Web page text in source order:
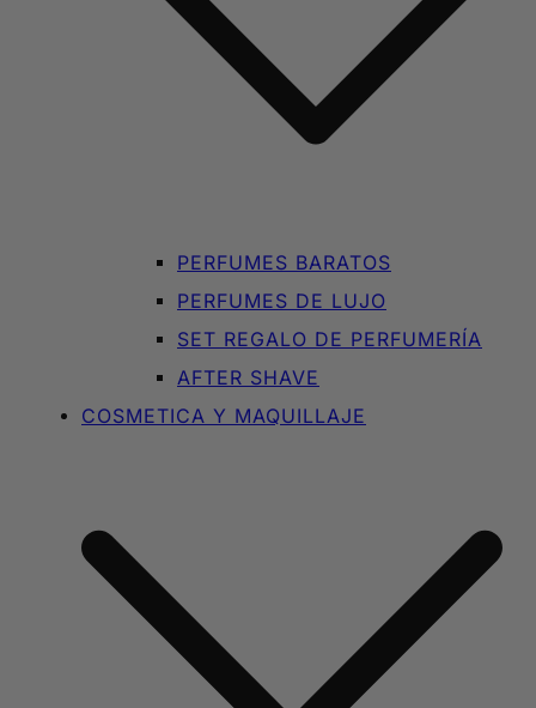
PERFUMES BARATOS
PERFUMES DE LUJO
SET REGALO DE PERFUMERÍA
AFTER SHAVE
COSMETICA Y MAQUILLAJE